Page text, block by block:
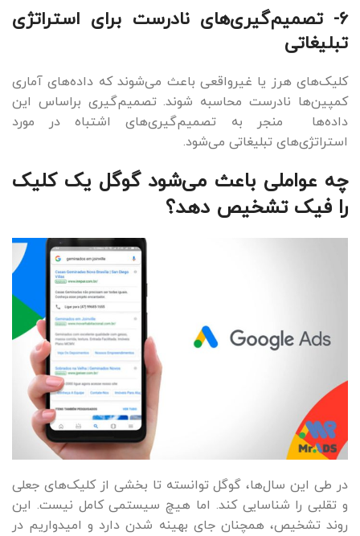
6- تصمیم‌گیری‌های نادرست برای استراتژی
تبلیغاتی
کلیک‌های هرز یا غیرواقعی باعث می‌شوند که داده‌های آماری
کمپین‌ها نادرست محاسبه شوند. تصمیم‌گیری براساس این
داده‌ها منجر به تصمیم‌گیری‌های اشتباه در مورد
استراتژی‌های تبلیغاتی می‌شود.
چه عواملی باعث می‌شود گوگل یک کلیک
را فیک تشخیص دهد؟
در طی این سال‌ها، گوگل توانسته تا بخشی از کلیک‌های جعلی
و تقلبی را شناسایی کند. اما هیچ سیستمی کامل نیست. این
روند تشخیص، همچنان جای بهینه شدن دارد و امیدواریم در